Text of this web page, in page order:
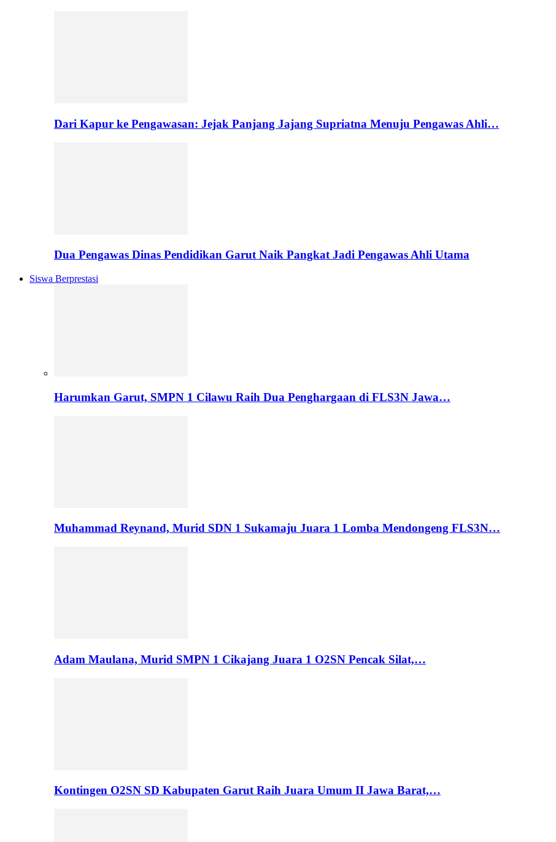
Dari Kapur ke Pengawasan: Jejak Panjang Jajang Supriatna Menuju Pengawas Ahli…
Dua Pengawas Dinas Pendidikan Garut Naik Pangkat Jadi Pengawas Ahli Utama
Siswa Berprestasi
Harumkan Garut, SMPN 1 Cilawu Raih Dua Penghargaan di FLS3N Jawa…
Muhammad Reynand, Murid SDN 1 Sukamaju Juara 1 Lomba Mendongeng FLS3N…
Adam Maulana, Murid SMPN 1 Cikajang Juara 1 O2SN Pencak Silat,…
Kontingen O2SN SD Kabupaten Garut Raih Juara Umum II Jawa Barat,…